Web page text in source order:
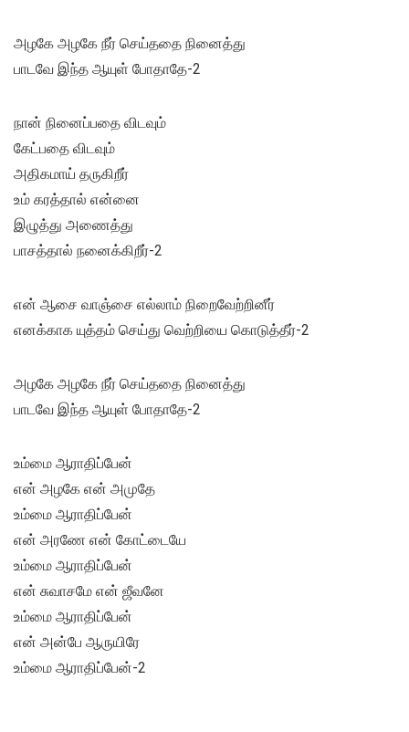
அழகே அழகே நீர் செய்ததை நினைத்து
பாடவே இந்த ஆயுள் போதாதே-2
நான் நினைப்பதை விடவும்
கேட்பதை விடவும்
அதிகமாய் தருகிறீர்
உம் கரத்தால் என்னை
இழுத்து அணைத்து
பாசத்தால் நனைக்கிறீர்-2
என் ஆசை வாஞ்சை எல்லாம் நிறைவேற்றினீர்
எனக்காக யுத்தம் செய்து வெற்றியை கொடுத்தீர்-2
அழகே அழகே நீர் செய்ததை நினைத்து
பாடவே இந்த ஆயுள் போதாதே-2
உம்மை ஆராதிப்பேன்
என் அழகே என் அமுதே
உம்மை ஆராதிப்பேன்
என் அரணே என் கோட்டையே
உம்மை ஆராதிப்பேன்
என் சுவாசமே என் ஜீவனே
உம்மை ஆராதிப்பேன்
என் அன்பே ஆருயிரே
உம்மை ஆராதிப்பேன்-2